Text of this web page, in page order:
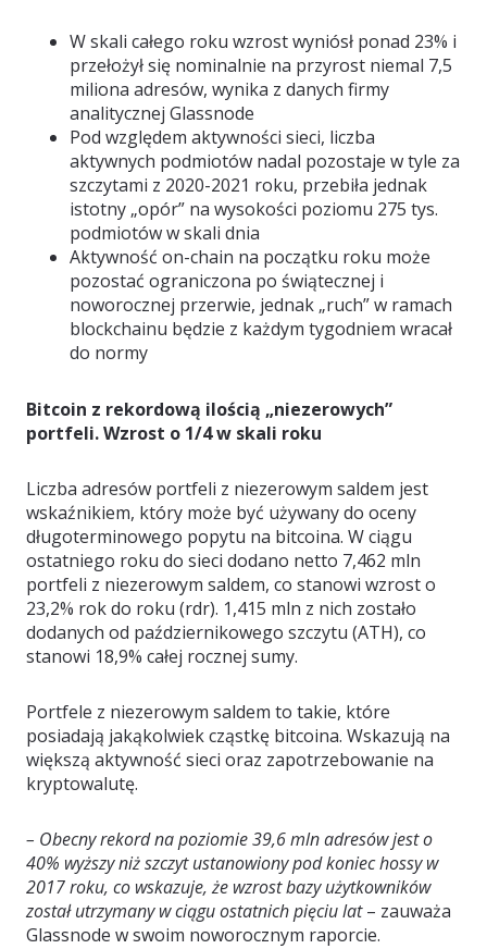
W skali całego roku wzrost wyniósł ponad 23% i
przełożył się nominalnie na przyrost niemal 7,5
miliona adresów, wynika z danych firmy
analitycznej Glassnode
Pod względem aktywności sieci, liczba
aktywnych podmiotów nadal pozostaje w tyle za
szczytami z 2020-2021 roku, przebiła jednak
istotny „opór” na wysokości poziomu 275 tys.
podmiotów w skali dnia
Aktywność on-chain na początku roku może
pozostać ograniczona po świątecznej i
noworocznej przerwie, jednak „ruch” w ramach
blockchainu będzie z każdym tygodniem wracał
do normy
Bitcoin z rekordową ilością „niezerowych”
portfeli. Wzrost o 1/4 w skali roku
Liczba adresów portfeli z niezerowym saldem jest
wskaźnikiem, który może być używany do oceny
długoterminowego popytu na bitcoina. W ciągu
ostatniego roku do sieci dodano netto 7,462 mln
portfeli z niezerowym saldem, co stanowi wzrost o
23,2% rok do roku (rdr). 1,415 mln z nich zostało
dodanych od październikowego szczytu (ATH), co
stanowi 18,9% całej rocznej sumy.
Portfele z niezerowym saldem to takie, które
posiadają jakąkolwiek cząstkę bitcoina. Wskazują na
większą aktywność sieci oraz zapotrzebowanie na
kryptowalutę.
– Obecny rekord na poziomie 39,6 mln adresów jest o
40% wyższy niż szczyt ustanowiony pod koniec hossy w
2017 roku, co wskazuje, że wzrost bazy użytkowników
został utrzymany w ciągu ostatnich pięciu lat– zauważa
Glassnode w swoim noworocznym raporcie.